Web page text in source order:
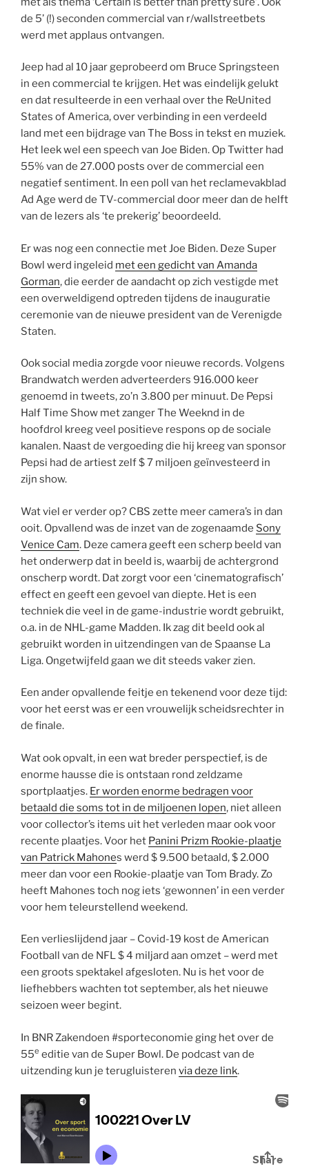
de 5’ (!) seconden commercial van r/wallstreetbets
werd met applaus ontvangen.
Jeep had al 10 jaar geprobeerd om Bruce Springsteen
in een commercial te krijgen. Het was eindelijk gelukt
en dat resulteerde in een verhaal over the ReUnited
States of America, over verbinding in een verdeeld
land met een bijdrage van The Boss in tekst en muziek.
Het leek wel een speech van Joe Biden. Op Twitter had
55% van de 27.000 posts over de commercial een
negatief sentiment. In een poll van het reclamevakblad
Ad Age werd de TV-commercial door meer dan de helft
van de lezers als ‘te prekerig’ beoordeeld.
Er was nog een connectie met Joe Biden. Deze Super
Bowl werd ingeleid met een gedicht van Amanda
Gorman, die eerder de aandacht op zich vestigde met
een overweldigend optreden tijdens de inauguratie
ceremonie van de nieuwe president van de Verenigde
Staten.
Ook social media zorgde voor nieuwe records. Volgens
Brandwatch werden adverteerders 916.000 keer
genoemd in tweets, zo’n 3.800 per minuut. De Pepsi
Half Time Show met zanger The Weeknd in de
hoofdrol kreeg veel positieve respons op de sociale
kanalen. Naast de vergoeding die hij kreeg van sponsor
Pepsi had de artiest zelf $ 7 miljoen geïnvesteerd in
zijn show.
Wat viel er verder op? CBS zette meer camera’s in dan
ooit. Opvallend was de inzet van de zogenaamde Sony
Venice Cam. Deze camera geeft een scherp beeld van
het onderwerp dat in beeld is, waarbij de achtergrond
onscherp wordt. Dat zorgt voor een ‘cinematografisch’
effect en geeft een gevoel van diepte. Het is een
techniek die veel in de game-industrie wordt gebruikt,
o.a. in de NHL-game Madden. Ik zag dit beeld ook al
gebruikt worden in uitzendingen van de Spaanse La
Liga. Ongetwijfeld gaan we dit steeds vaker zien.
Een ander opvallende feitje en tekenend voor deze tijd:
voor het eerst was er een vrouwelijk scheidsrechter in
de finale.
Wat ook opvalt, in een wat breder perspectief, is de
enorme hausse die is ontstaan rond zeldzame
sportplaatjes. Er worden enorme bedragen voor
betaald die soms tot in de miljoenen lopen, niet alleen
voor collector’s items uit het verleden maar ook voor
recente plaatjes. Voor het Panini Prizm Rookie-plaatje
van Patrick Mahones werd $ 9.500 betaald, $ 2.000
meer dan voor een Rookie-plaatje van Tom Brady. Zo
heeft Mahones toch nog iets ‘gewonnen’ in een verder
voor hem teleurstellend weekend.
Een verlieslijdend jaar – Covid-19 kost de American
Football van de NFL $ 4 miljard aan omzet – werd met
een groots spektakel afgesloten. Nu is het voor de
liefhebbers wachten tot september, als het nieuwe
seizoen weer begint.
In BNR Zakendoen #sporteconomie ging het over de
55e editie van de Super Bowl. De podcast van de
uitzending kun je terugluisteren via deze link.